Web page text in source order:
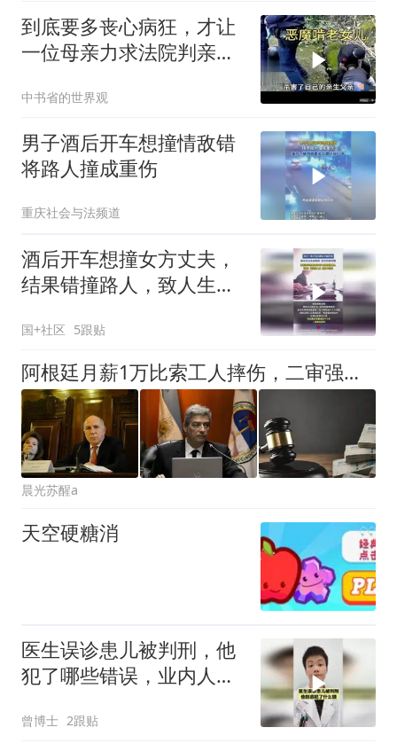
到底要多丧心病狂，才让
一位母亲力求法院判亲女
中书省的世界观
男子酒后开车想撞情敌错
将路人撞成重伤
重庆社会与法频道
酒后开车想撞女方丈夫，
结果错撞路人，致人生命
罪，判处十三年
国+社区 5跟贴
阿根廷月薪1万比索工人摔伤，二审强行提赔被撤销：违反基本原则
晨光苏醒a
天空硬糖消
医生误诊患儿被判刑，他
犯了哪些错误，业内人士
曾博士 2跟贴